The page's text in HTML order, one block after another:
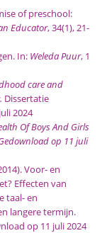
of preschool:
Educator, 34(1), 21-
In: Weleda Puur, 1
care and
Dissertatie
2024
Of Boys And Girls
op 11 juli
Voor- en
Effecten van
taal- en
langere termijn.
op 11 juli 2024